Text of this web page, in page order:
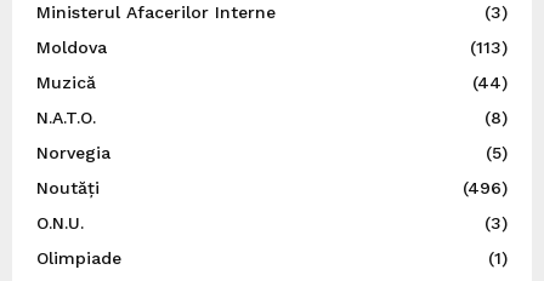
Ministerul Afacerilor Interne
(3)
Moldova
(113)
Muzică
(44)
N.A.T.O.
(8)
Norvegia
(5)
Noutăți
(496)
O.N.U.
(3)
Olimpiade
(1)